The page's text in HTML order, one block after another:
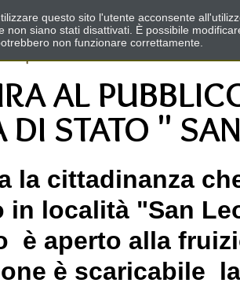
AL
DI STATO "
la cittadinanza
in località "San
è aperto alla
è scaricabile
questo sito l'utente acconsente
non siano stati disattivati. È possibile
non funzionare correttamente.